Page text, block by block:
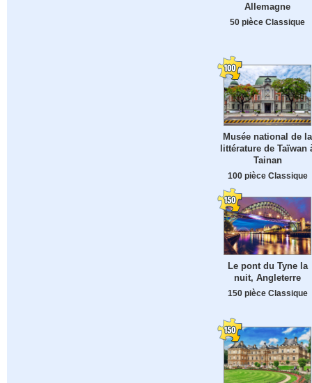
Allemagne
50 pièce Classique
Musée national de la
littérature de Taïwan
Tainan
100 pièce Classique
Le pont du Tyne la
nuit, Angleterre
150 pièce Classique